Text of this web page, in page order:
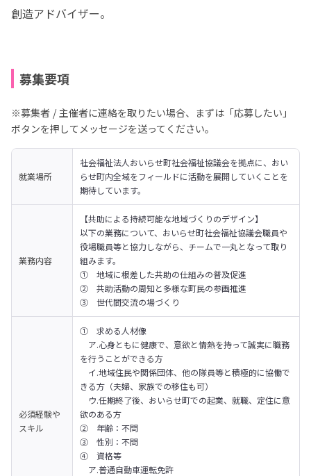
創造アドバイザー。
募集要項
※募集者 / 主催者に連絡を取りたい場合、まずは「応募したい」
ボタンを押してメッセージを送ってください。
就業場所
社会福祉法人おいらせ町社会福祉協議会を拠点に、おい
らせ町内全域をフィールドに活動を展開していくことを
期待しています。
業務内容
【共助による持続可能な地域づくりのデザイン】
以下の業務について、おいらせ町社会福祉協議会職員や
役場職員等と協力しながら、チームで一丸となって取り
組みます。
①	地域に根差した共助の仕組みの普及促進
②	共助活動の周知と多様な町民の参画推進
③	世代間交流の場づくり
必須経験や
スキル
①	求める人材像
ア.心身ともに健康で、意欲と情熱を持って誠実に職務
を行うことができる方
イ.地域住民や関係団体、他の隊員等と積極的に協働で
きる方（夫婦、家族での移住も可）
ウ.任期終了後、おいらせ町での起業、就職、定住に意
欲のある方
②	年齢：不問
③	性別：不問
④	資格等
ア.普通自動車運転免許